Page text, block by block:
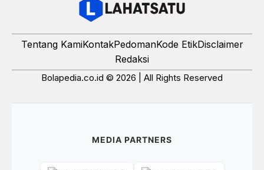
Tentang KamiKontakPedomanKode EtikDisclaimer
Redaksi
Bolapedia.co.id © 2026 | All Rights Reserved
MEDIA PARTNERS